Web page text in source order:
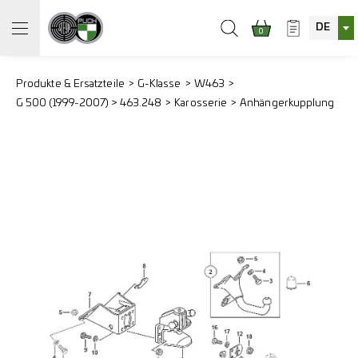
0 DE
Produkte & Ersatzteile G-Klasse
W463
G 500 (1999-2007) > 463.248
Karosserie Anhängerkupplung